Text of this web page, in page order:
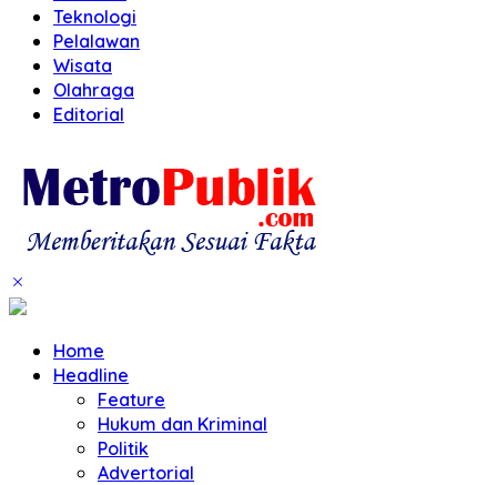
Teknologi
Pelalawan
Wisata
Olahraga
Editorial
Home
Headline
Feature
Hukum dan Kriminal
Politik
Advertorial